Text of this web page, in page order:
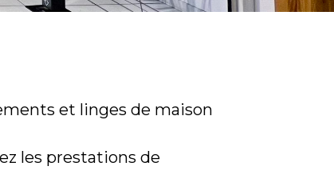
et linges de maison
les prestations de